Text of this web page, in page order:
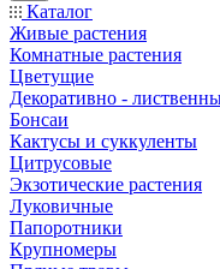
Каталог
Живые растения
Комнатные растения
Цветущие
Декоративно -
Бонсаи
Кактусы и суккуленты
Цитрусовые
Экзотические растения
Луковичные
Папоротники
Крупномеры